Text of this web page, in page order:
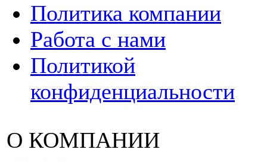
Политика компании
Работа с нами
Политикой
конфиденциальности
О КОМПАНИИ